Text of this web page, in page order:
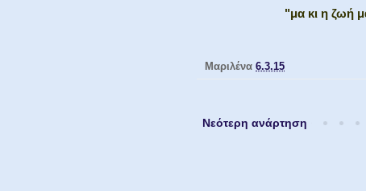
"μα κι η ζωή
Μαριλένα 6.3.15
Νεότερη ανάρτηση